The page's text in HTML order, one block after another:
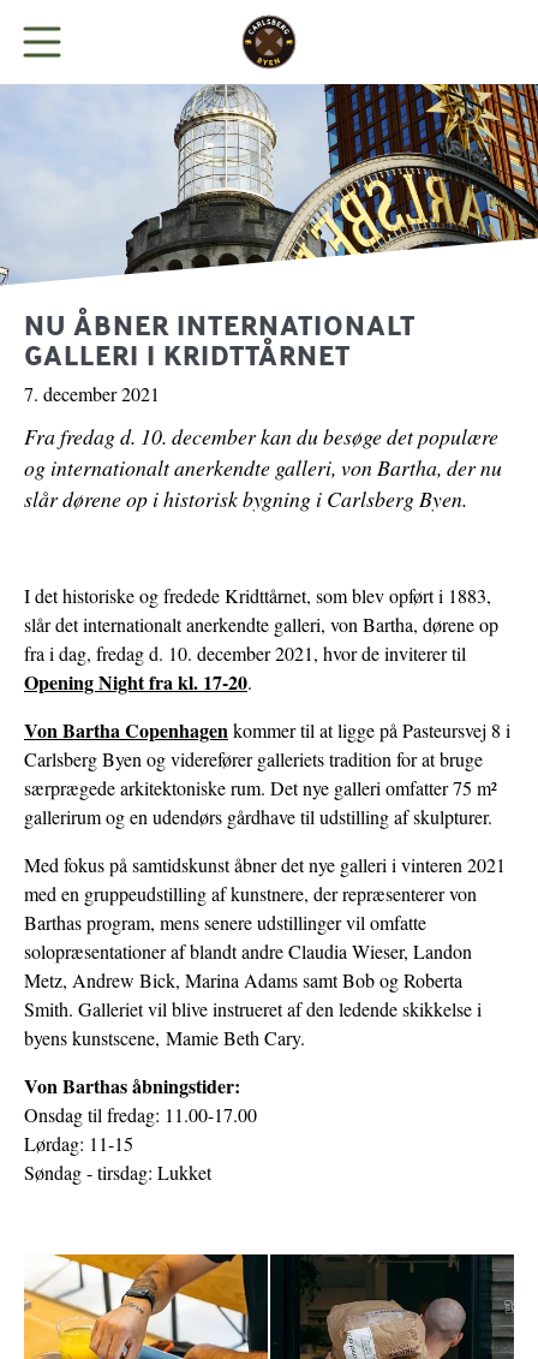
BUTIKKER
SPIS
NYHEDER
PARKERING
NU ÅBNER INTERNATIONALT
GALLERI I KRIDTTÅRNET
7. december 2021
Fra fredag d. 10. december kan du besøge det populære
og internationalt anerkendte galleri, von Bartha, der nu
slår dørene op i historisk bygning i Carlsberg Byen.
I det historiske og fredede Kridttårnet, som blev opført i 1883,
slår det internationalt anerkendte galleri, von Bartha, dørene op
fra i dag, fredag d. 10. december 2021, hvor de inviterer til
Opening Night fra kl. 17-20.
Von Bartha Copenhagenkommer til at ligge på Pasteursvej 8 i
Carlsberg Byen og viderefører galleriets tradition for at bruge
særprægede arkitektoniske rum. Det nye galleri omfatter 75 m²
gallerirum og en udendørs gårdhave til udstilling af skulpturer.
Med fokus på samtidskunst åbner det nye galleri i vinteren 2021
med en gruppeudstilling af kunstnere, der repræsenterer von
Barthas program, mens senere udstillinger vil omfatte
solopræsentationer af blandt andre Claudia Wieser, Landon
Metz, Andrew Bick, Marina Adams samt Bob og Roberta
Smith. Galleriet vil blive instrueret af den ledende skikkelse i
byens kunstscene, Mamie Beth Cary.
Von Barthas åbningstider:
Onsdag til fredag: 11.00-17.00
Lørdag: 11-15
Søndag - tirsdag: Lukket